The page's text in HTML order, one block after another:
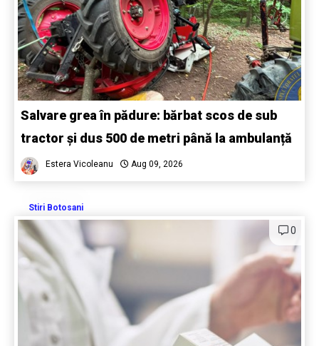
Salvare grea în pădure: bărbat scos de sub
tractor și dus 500 de metri până la ambulanță
Estera Vicoleanu Aug 09, 2026
Stiri Botosani
0